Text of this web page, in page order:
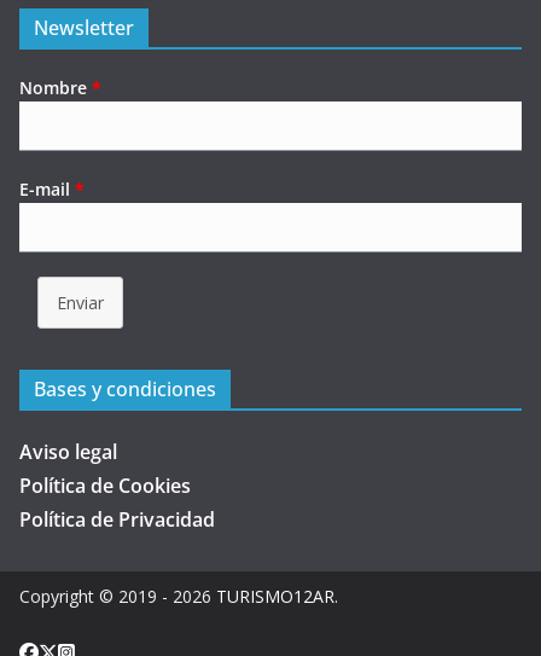
Newsletter
Nombre *
E-mail *
Enviar
Bases y condiciones
Aviso legal
Política de Cookies
Política de Privacidad
Copyright © 2019 - 2026 TURISMO12AR.